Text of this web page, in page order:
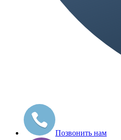
Позвонить нам